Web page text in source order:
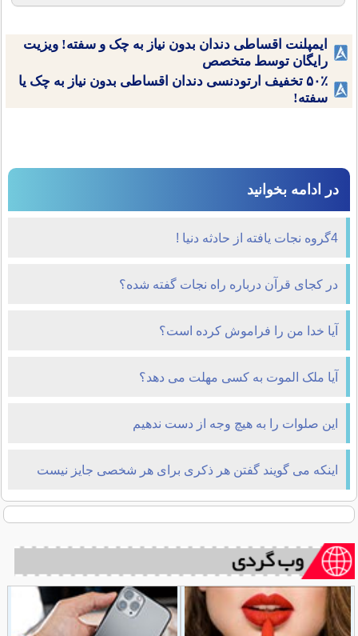
ایمپلنت اقساطی دندان بدون نیاز به چک و سفته! ویزیت
رایگان توسط متخصص
۵۰٪ تخفیف ارتودنسی دندان اقساطی بدون نیاز به چک یا
سفته!
در ادامه بخوانید
4گروه نجات یافته از حادثه دنیا !
در کجای قرآن درباره راه نجات گفته شده؟
آیا خدا من را فراموش کرده است؟
آیا ملک الموت به کسی مهلت می دهد؟
این صلوات را به هیچ وجه از دست ندهیم
اینکه می گویند گفتن هر ذکری برای هر شخصی جایز نیست
واقعیت دارد؟؟!